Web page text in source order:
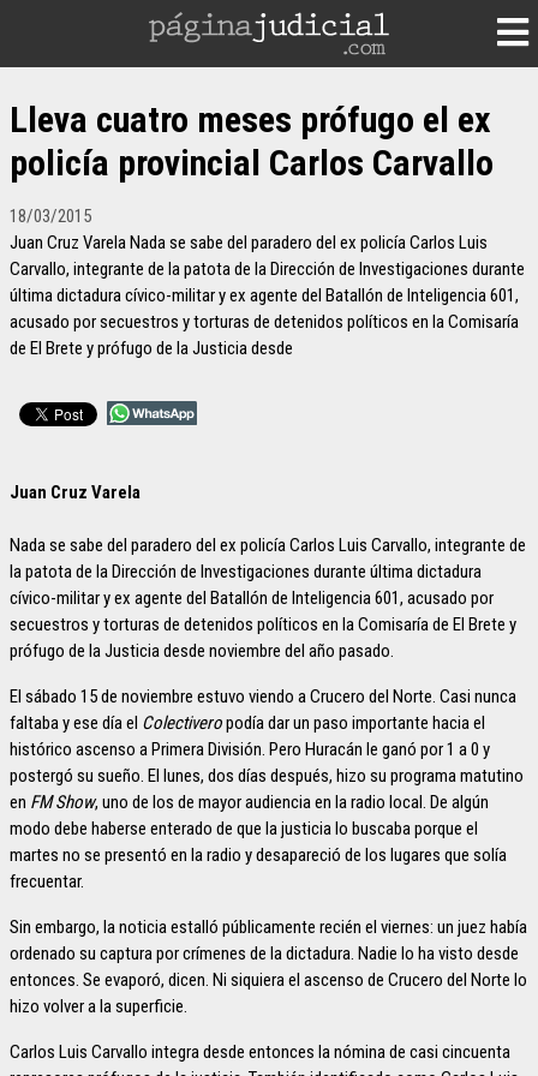
Lleva cuatro meses prófugo el ex
policía provincial Carlos Carvallo
18/03/2015
Juan Cruz Varela Nada se sabe del paradero del ex policía Carlos Luis
Carvallo, integrante de la patota de la Dirección de Investigaciones durante
última dictadura cívico-militar y ex agente del Batallón de Inteligencia 601,
acusado por secuestros y torturas de detenidos políticos en la Comisaría
de El Brete y prófugo de la Justicia desde
Juan Cruz Varela
Nada se sabe del paradero del ex policía Carlos Luis Carvallo, integrante de
la patota de la Dirección de Investigaciones durante última dictadura
cívico-militar y ex agente del Batallón de Inteligencia 601, acusado por
secuestros y torturas de detenidos políticos en la Comisaría de El Brete y
prófugo de la Justicia desde noviembre del año pasado.
El sábado 15 de noviembre estuvo viendo a Crucero del Norte. Casi nunca
faltaba y ese día el Colectiveropodía dar un paso importante hacia el
histórico ascenso a Primera División. Pero Huracán le ganó por 1 a 0 y
postergó su sueño. El lunes, dos días después, hizo su programa matutino
en FM Show, uno de los de mayor audiencia en la radio local. De algún
modo debe haberse enterado de que la justicia lo buscaba porque el
martes no se presentó en la radio y desapareció de los lugares que solía
frecuentar.
Sin embargo, la noticia estalló públicamente recién el viernes: un juez había
ordenado su captura por crímenes de la dictadura. Nadie lo ha visto desde
entonces. Se evaporó, dicen. Ni siquiera el ascenso de Crucero del Norte lo
hizo volver a la superficie.
Carlos Luis Carvallo integra desde entonces la nómina de casi cincuenta